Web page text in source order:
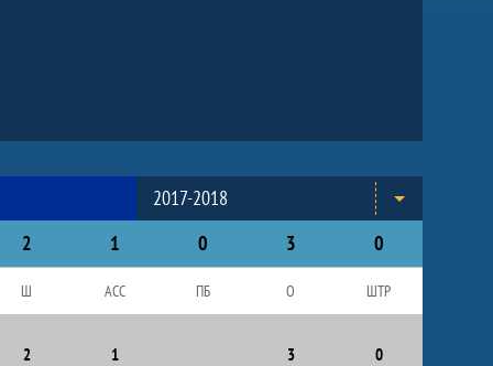
2017-2018
2 1 0 3 0
Ш АСС ПБ О ШТР
2 1 3 0